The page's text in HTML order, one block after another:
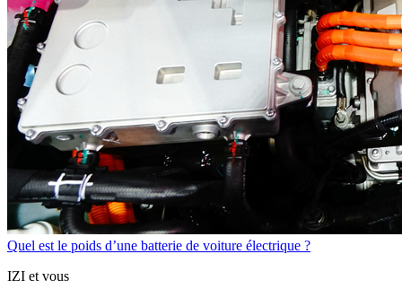
Quel est le poids d’une batterie de voiture électrique ?
IZI et vous